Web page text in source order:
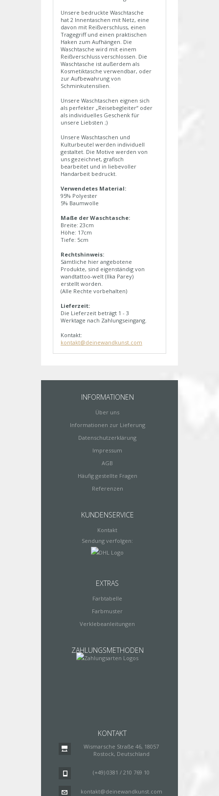
Unsere bedruckte Waschtasche
hat 2 Innentaschen mit Netz, eine
davon mit Reißverschluss, einen
Tragegriff und einen praktischen
Haken zum Aufhängen. Die
Waschtasche wird mit einem
Reißverschluss verschlossen. Die
Waschtasche ist außerdem als
Kosmetiktasche verwendbar, oder
zur Aufbewahrung von
Schminkutensilien.
Unsere Waschtaschen eignen sich
als perfekter „Reisebegleiter“ oder
als individuelles Geschenk für
unsere Liebsten ;)
Unsere Waschtaschen und
Kulturbeutel werden individuell
gestaltet. Die Motive werden von
uns gezeichnet, grafisch
bearbeitet und in liebevoller
Handarbeit bedruckt.
Verwendetes Material:
95% Polyester
5% Baumwolle
Maße der Waschtasche:
Breite: 23cm
Höhe: 17cm
Tiefe: 5cm
Rechtshinweis:
Sämtliche hier angebotene
Produkte, sind eigenständig von
wandtattoo-welt (Ilka Parey)
erstellt worden.
(Alle Rechte vorbehalten)
Lieferzeit:
Die Lieferzeit beträgt 1 - 3
Werktage nach Zahlungseingang.
Kontakt:
kontakt@deinewandkunst.com
INFORMATIONEN
Über uns
Informationen zur Lieferung
Datenschutzerklärung
Impressum
AGB
Häufig gestellte Fragen
Referenzen
KUNDENSERVICE
Kontakt
Sendung verfolgen:
EXTRAS
Farbtabelle
Farbmuster
Verklebeanleitungen
ZAHLUNGSMETHODEN
KONTAKT
Wismarsche Straße 46, 18057
Rostock, Deutschland
(+49) 0381 / 210 769 10
kontakt@deinewandkunst.com